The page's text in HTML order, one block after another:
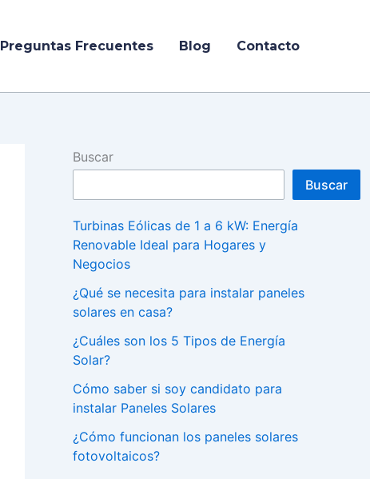
Preguntas Frecuentes Blog Contacto
Buscar
Buscar
Turbinas Eólicas de 1 a 6 kW: Energía
Renovable Ideal para Hogares y
Negocios
¿Qué se necesita para instalar paneles
solares en casa?
¿Cuáles son los 5 Tipos de Energía
Solar?
Cómo saber si soy candidato para
instalar Paneles Solares
¿Cómo funcionan los paneles solares
fotovoltaicos?